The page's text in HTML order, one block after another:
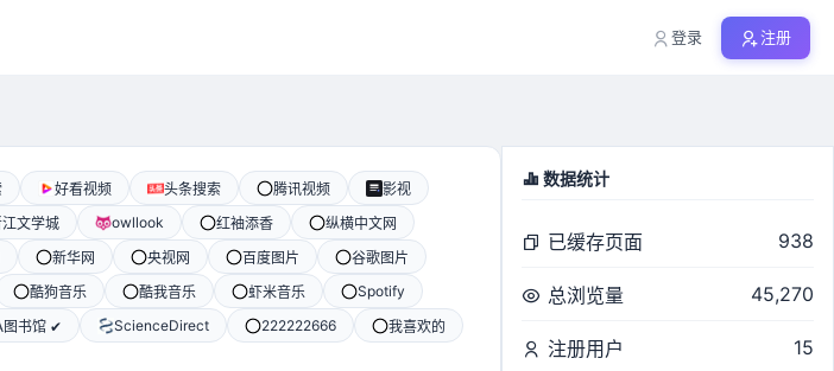
登录 注册
好看视频 头条搜索 腾讯视频
影视
文学城 owllook 红袖添香
纵横中文网
新华网 央视网 百度图片
谷歌图片
酷狗音乐 酷我音乐 虾米音乐
Spotify
图书馆 ✔ ScienceDirect 222222666
我喜欢的
数据统计
已缓存页面 938
总浏览量 45,270
注册用户 15